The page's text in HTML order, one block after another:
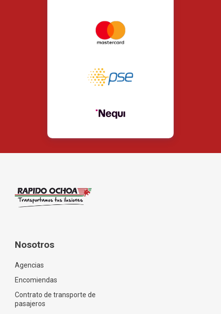
Nosotros
Agencias
Encomiendas
Contrato de transporte de
pasajeros